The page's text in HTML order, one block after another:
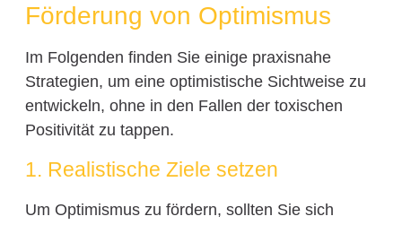
Förderung von Optimismus
Im Folgenden finden Sie einige praxisnahe
Strategien, um eine optimistische Sichtweise zu
entwickeln, ohne in den Fallen der toxischen
Positivität zu tappen.
1. Realistische Ziele setzen
Um Optimismus zu fördern, sollten Sie sich